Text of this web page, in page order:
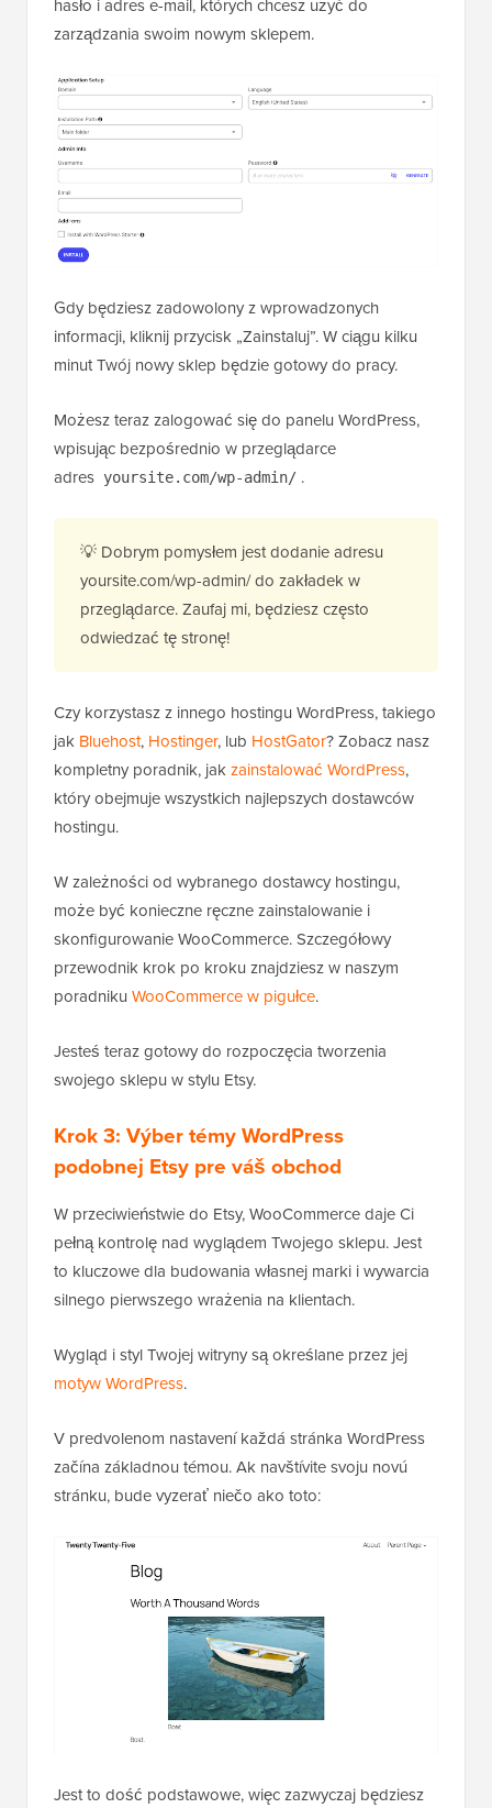
hasło i adres e-mail, których chcesz użyć do
zarządzania swoim nowym sklepem.
Gdy będziesz zadowolony z wprowadzonych
informacji, kliknij przycisk „Zainstaluj”. W ciągu kilku
minut Twój nowy sklep będzie gotowy do pracy.
Możesz teraz zalogować się do panelu WordPress,
wpisując bezpośrednio w przeglądarce
adres yoursite.com/wp-admin/ .
💡 Dobrym pomysłem jest dodanie adresu
yoursite.com/wp-admin/ do zakładek w
przeglądarce. Zaufaj mi, będziesz często
odwiedzać tę stronę!
Czy korzystasz z innego hostingu WordPress, takiego
jak Bluehost, Hostinger, lub HostGator? Zobacz nasz
kompletny poradnik, jakzainstalować WordPress,
który obejmuje wszystkich najlepszych dostawców
hostingu.
W zależności od wybranego dostawcy hostingu,
może być konieczne ręczne zainstalowanie i
skonfigurowanie WooCommerce. Szczegółowy
przewodnik krok po kroku znajdziesz w naszym
poradniku WooCommerce w pigułce.
Jesteś teraz gotowy do rozpoczęcia tworzenia
swojego sklepu w stylu Etsy.
Krok 3: Výber témy WordPress
podobnej Etsy pre váš obchod
W przeciwieństwie do Etsy, WooCommerce daje Ci
pełną kontrolę nad wyglądem Twojego sklepu. Jest
to kluczowe dla budowania własnej marki i wywarcia
silnego pierwszego wrażenia na klientach.
Wygląd i styl Twojej witryny są określane przez jej
motyw WordPress.
V predvolenom nastavení každá stránka WordPress
začína základnou témou. Ak navštívite svoju novú
stránku, bude vyzerať niečo ako toto:
Jest to dość podstawowe, więc zazwyczaj będziesz